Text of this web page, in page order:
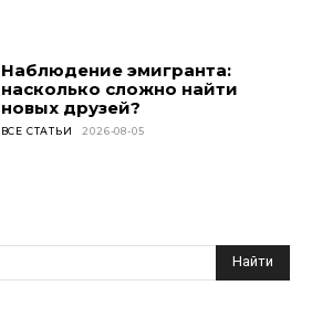
Наблюдение эмигранта:
насколько сложно найти
новых друзей?
ВСЕ СТАТЬИ 2026-08-05
Найти